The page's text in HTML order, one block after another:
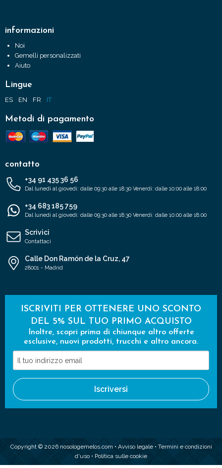
informazioni
Noi
Gemelli personalizzati
Aiuto
Lingue
ES EN FR IT
Metodi di pagamento
contatto
+34 91 435 36 56
Dal lunedì al giovedì: dalle 09:30 alle 18:30 Venerdì: dalle 10:00 alle 18:00
+34 683 185 759
Dal lunedì al giovedì: dalle 09:30 alle 18:30 Venerdì: dalle 10:00 alle 18:00
Scrivici
Contattaci
Calle Don Ramón de la Cruz, 47
28001 - Madrid
ISCRIVITI PER OTTENERE UNO SCONTO
DEL 5% SUL TUO PRIMO ACQUISTO
Inoltre, scopri prima di chiunque altro offerte
esclusive, nuovi prodotti, trucchi e altro ancora.
tuo
indirizzo
email
Iscriversi
Copyright © 2026 nosologemelos.com • Avviso legale• Termini e condizioni
d'uso • Politica sulle cookie